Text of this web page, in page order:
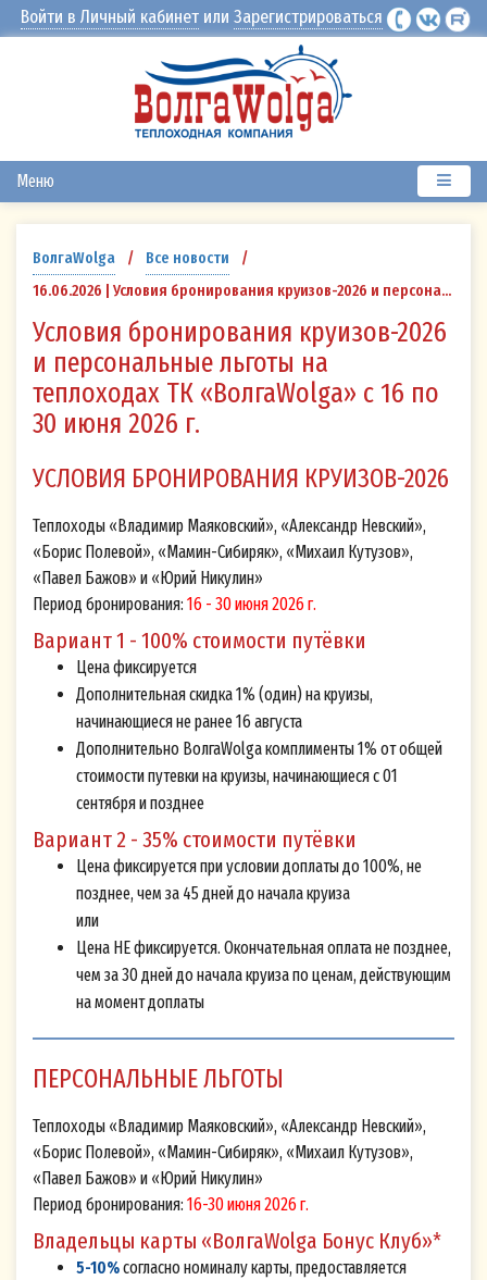
Войти в Личный кабинет или Зарегистрироваться
Меню
ВолгаWolga / Все новости
/
16.06.2026 | Условия бронирования круизов-2026 и персональные льготы на теплоходах ТК «ВолгаWolga» с 16 по 30 июня 2026 г.
Условия бронирования круизов-2026
и персональные льготы на
теплоходах ТК «ВолгаWolga» с 16 по
30 июня 2026 г.
УСЛОВИЯ БРОНИРОВАНИЯ КРУИЗОВ-2026
Теплоходы «Владимир Маяковский», «Александр Невский»,
«Борис Полевой», «Мамин-Сибиряк», «Михаил Кутузов»,
«Павел Бажов» и «Юрий Никулин»
Период бронирования: 16 - 30 июня 2026 г.
Вариант 1 - 100% стоимости путёвки
Цена фиксируется
Дополнительная скидка 1% (один) на круизы,
начинающиеся не ранее 16 августа
Дополнительно ВолгаWolga комплименты 1% от общей
стоимости путевки на круизы, начинающиеся с 01
сентября и позднее
Вариант 2 - 35% стоимости путёвки
Цена фиксируется при условии доплаты до 100%, не
позднее, чем за 45 дней до начала круиза
или
Цена НЕ фиксируется. Окончательная оплата не позднее,
чем за 30 дней до начала круиза по ценам, действующим
на момент доплаты
ПЕРСОНАЛЬНЫЕ ЛЬГОТЫ
Теплоходы «Владимир Маяковский», «Александр Невский»,
«Борис Полевой», «Мамин-Сибиряк», «Михаил Кутузов»,
«Павел Бажов» и «Юрий Никулин»
Период бронирования: 16-30 июня 2026 г.
Владельцы карты «ВолгаWolga Бонус Клуб»*
5-10%согласно номиналу карты, предоставляется